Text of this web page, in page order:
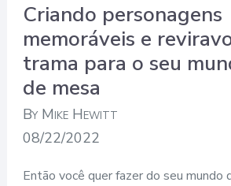
Criando personagens
memoráveis e
trama para o seu
de mesa
By Mike Hewitt
08/22/2022
Então você quer fazer do seu mundo